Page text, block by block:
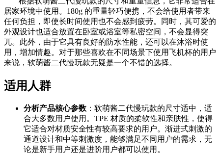
居家环境中使用。180g 的重量轻巧便携，不会给使用者带来
任何负担，即使长时间使用也不会感到疲劳。同时，其可爱的
外观设计也适合放置在卧室或浴室等私密空间，不会显得突
兀。此外，由于它具有良好的防水性能，还可以在沐浴时使
用，增加情趣。对于那些喜欢在不同场景下使用飞机杯的用户
来说，软萌酱二代慢玩款无疑是一个不错的选择。
适用人群
分析产品核心参数 ：软萌酱二代慢玩款的尺寸适中，适
合大多数用户使用。TPE 材质的柔软性和亲肤性，使得
它适合对材质安全性有较高要求的用户。渐进式刺激的
通道设计和中等刺激度，能够满足不同用户的需求，无
论是新手用户还是进阶用户都可以使用。